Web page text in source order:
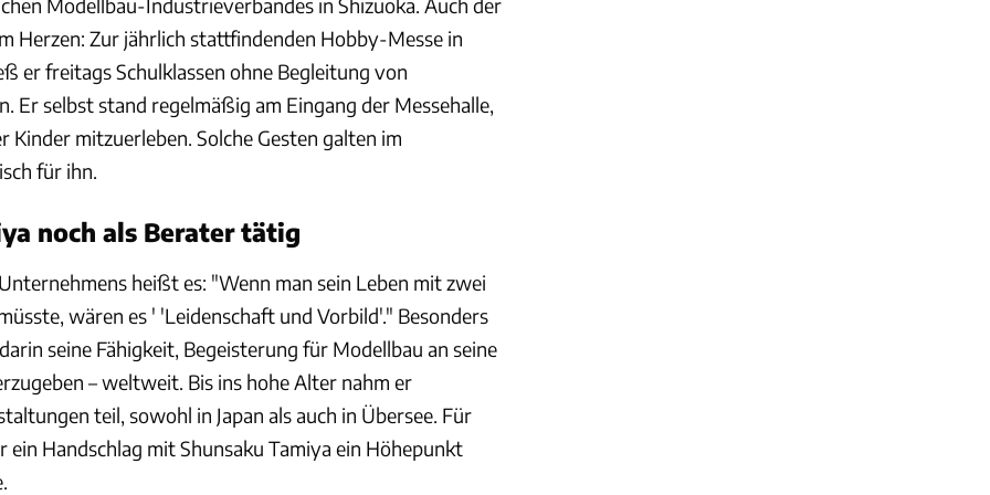
Herzen: Zur jährlich stattfindenden Hobby-Messe in
er freitags Schulklassen ohne Begleitung von
Er selbst stand regelmäßig am Eingang der Messehalle,
Kinder mitzuerleben. Solche Gesten galten im
für ihn.
noch als Berater tätig
heißt es: "Wenn man sein Leben mit zwei
wären es ' 'Leidenschaft und Vorbild'." Besonders
seine Fähigkeit, Begeisterung für Modellbau an seine
– weltweit. Bis ins hohe Alter nahm er
teil, sowohl in Japan als auch in Übersee. Für
ein Handschlag mit Shunsaku Tamiya ein Höhepunkt